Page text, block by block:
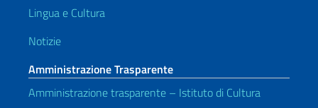
Lingua e Cultura
Notizie
Amministrazione Trasparente
Amministrazione trasparente – Istituto di Cultura